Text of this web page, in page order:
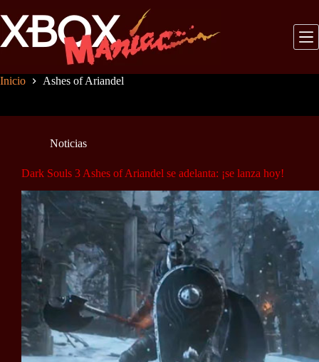
al
contenido
Inicio Ashes of Ariandel
Noticias
Dark Souls 3 Ashes of Ariandel se adelanta: ¡se lanza hoy!